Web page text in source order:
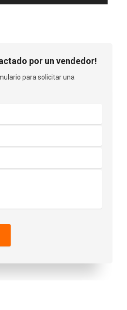
por un vendedor!